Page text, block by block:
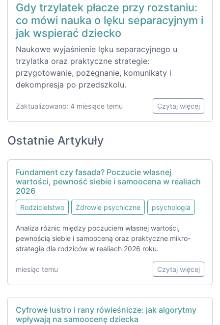
Gdy trzylatek płacze przy rozstaniu:
co mówi nauka o lęku separacyjnym i
jak wspierać dziecko
Naukowe wyjaśnienie lęku separacyjnego u
trzylatka oraz praktyczne strategie:
przygotowanie, pożegnanie, komunikaty i
dekompresja po przedszkolu.
Zaktualizowano: 4 miesiące temu Czytaj więcej
Ostatnie Artykuły
Fundament czy fasada? Poczucie własnej
wartości, pewność siebie i samoocena w realiach
2026
Rodzicielstwo Zdrowie psychiczne psychologia
Analiza różnic między poczuciem własnej wartości,
pewnością siebie i samooceną oraz praktyczne mikro-
strategie dla rodziców w realiach 2026 roku.
miesiąc temu Czytaj więcej
Cyfrowe lustro i rany rówieśnicze: jak algorytmy
wpływają na samoocenę dziecka